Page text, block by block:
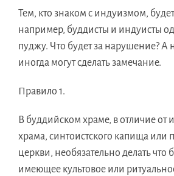
Тем, кто знаком с индуизмом,
например, буддисты и индуисты
пуджу. Что будет за нарушение? А
иногда могут сделать замечание.
Правило 1.
В буддийском храме, в отличие от
храма, синтоистского капища или
церкви, необязательно делать что
имеющее культовое или